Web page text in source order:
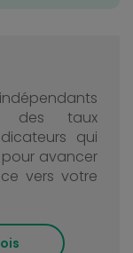
des taux
qui
avancer
vers votre